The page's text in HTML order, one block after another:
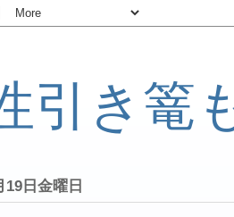
引き篭
19日金曜日